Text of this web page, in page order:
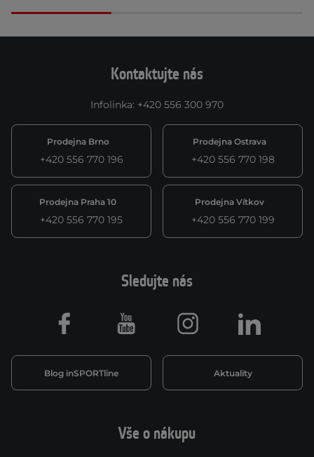
Kontaktujte nás
Infolinka: +420 556 300 970
Prodejna Brno
+420 556 770 196
Prodejna Ostrava
+420 556 770 198
Prodejna Praha 10
+420 556 770 195
Prodejna Vítkov
+420 556 770 199
Vše o nákupu
Sledujte nás
Blog inSPORTline Aktuality
Facebook Youtube Instagram LinkedIn